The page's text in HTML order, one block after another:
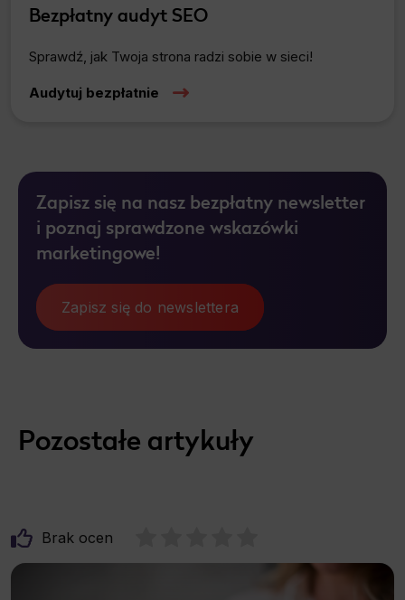
Bezpłatny audyt SEO
Sprawdź, jak Twoja strona radzi sobie w sieci!
Audytuj bezpłatnie
Zapisz się na nasz bezpłatny newsletter
i poznaj sprawdzone wskazówki
marketingowe!
Zapisz się do newslettera
Pozostałe artykuły
Brak ocen